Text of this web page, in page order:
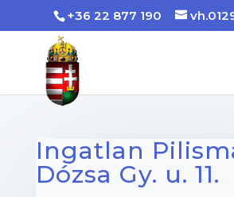
+36 22 877 190
Ingatlan
Dózsa Gy. u. 11.